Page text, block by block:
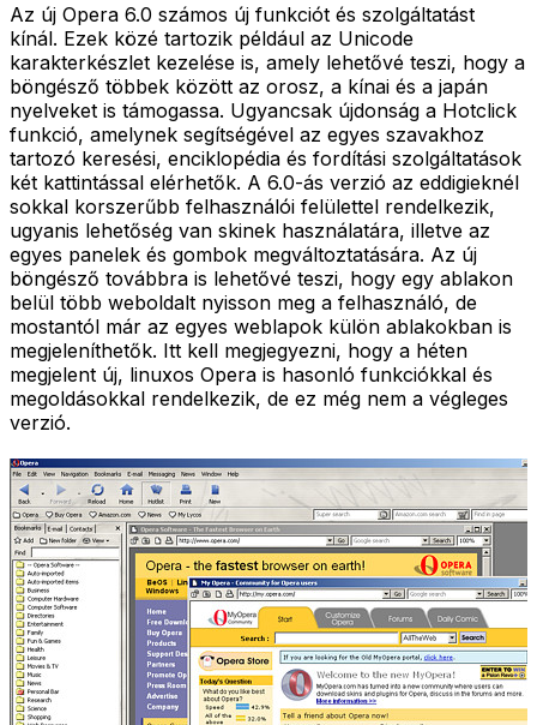
Az új Opera 6.0 számos új funkciót és szolgáltatást
kínál. Ezek közé tartozik például az Unicode
karakterkészlet kezelése is, amely lehetővé teszi, hogy a
böngésző többek között az orosz, a kínai és a japán
nyelveket is támogassa. Ugyancsak újdonság a Hotclick
funkció, amelynek segítségével az egyes szavakhoz
tartozó keresési, enciklopédia és fordítási szolgáltatások
két kattintással elérhetők. A 6.0-ás verzió az eddigieknél
sokkal korszerűbb felhasználói felülettel rendelkezik,
ugyanis lehetőség van skinek használatára, illetve az
egyes panelek és gombok megváltoztatására. Az új
böngésző továbbra is lehetővé teszi, hogy egy ablakon
belül több weboldalt nyisson meg a felhasználó, de
mostantól már az egyes weblapok külön ablakokban is
megjeleníthetők. Itt kell megjegyezni, hogy a héten
megjelent új, linuxos Opera is hasonló funkciókkal és
megoldásokkal rendelkezik, de ez még nem a végleges
verzió.